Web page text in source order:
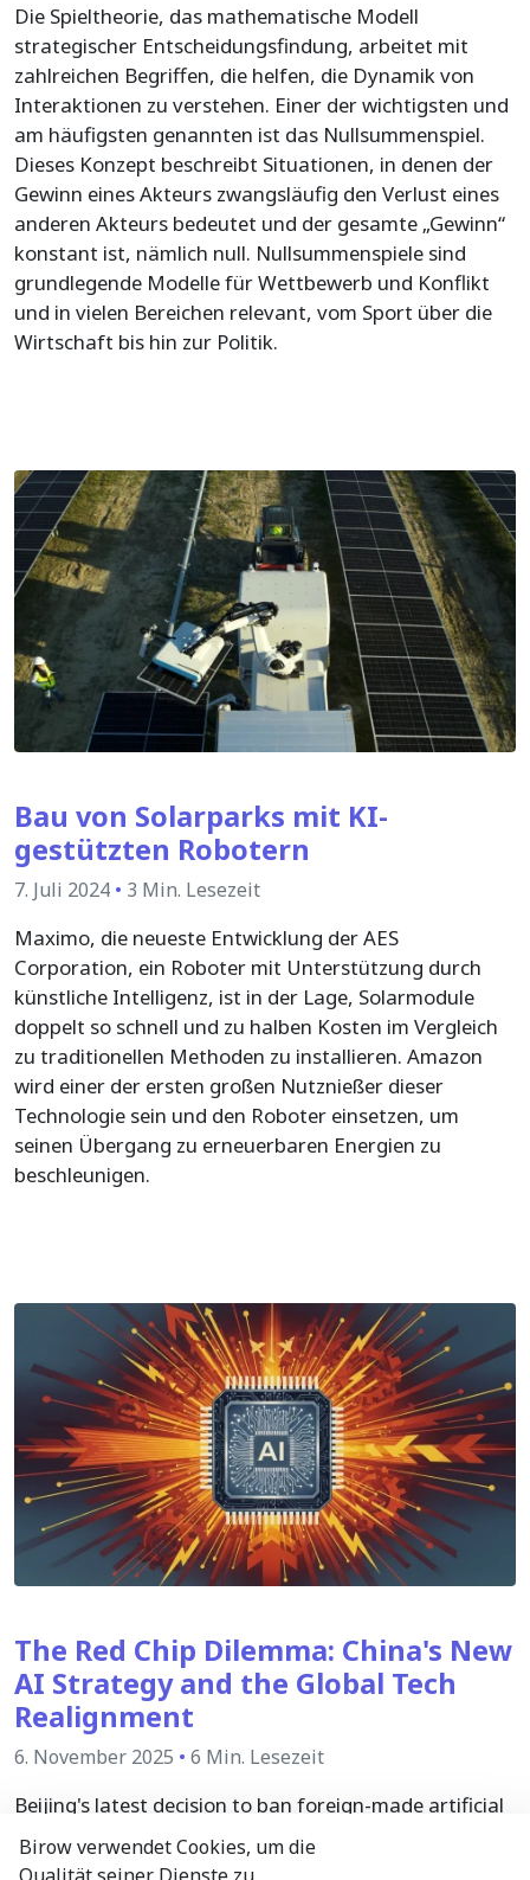
Die Spieltheorie, das mathematische Modell
strategischer Entscheidungsfindung, arbeitet mit
zahlreichen Begriffen, die helfen, die Dynamik von
Interaktionen zu verstehen. Einer der wichtigsten und
am häufigsten genannten ist das Nullsummenspiel.
Dieses Konzept beschreibt Situationen, in denen der
Gewinn eines Akteurs zwangsläufig den Verlust eines
anderen Akteurs bedeutet und der gesamte „Gewinn“
konstant ist, nämlich null. Nullsummenspiele sind
grundlegende Modelle für Wettbewerb und Konflikt
und in vielen Bereichen relevant, vom Sport über die
Wirtschaft bis hin zur Politik.
Bau von Solarparks mit KI-
gestützten Robotern
7. Juli 2024 • 3 Min. Lesezeit
Maximo, die neueste Entwicklung der AES
Corporation, ein Roboter mit Unterstützung durch
künstliche Intelligenz, ist in der Lage, Solarmodule
doppelt so schnell und zu halben Kosten im Vergleich
zu traditionellen Methoden zu installieren. Amazon
wird einer der ersten großen Nutznießer dieser
Technologie sein und den Roboter einsetzen, um
seinen Übergang zu erneuerbaren Energien zu
beschleunigen.
The Red Chip Dilemma: China's New
AI Strategy and the Global Tech
Realignment
6. November 2025 • 6 Min. Lesezeit
Beijing's latest decision to ban foreign-made artificial
intelligence (AI) chips from state-funded data centers
is a strategic milestone in the global struggle for
Birow verwendet Cookies, um die